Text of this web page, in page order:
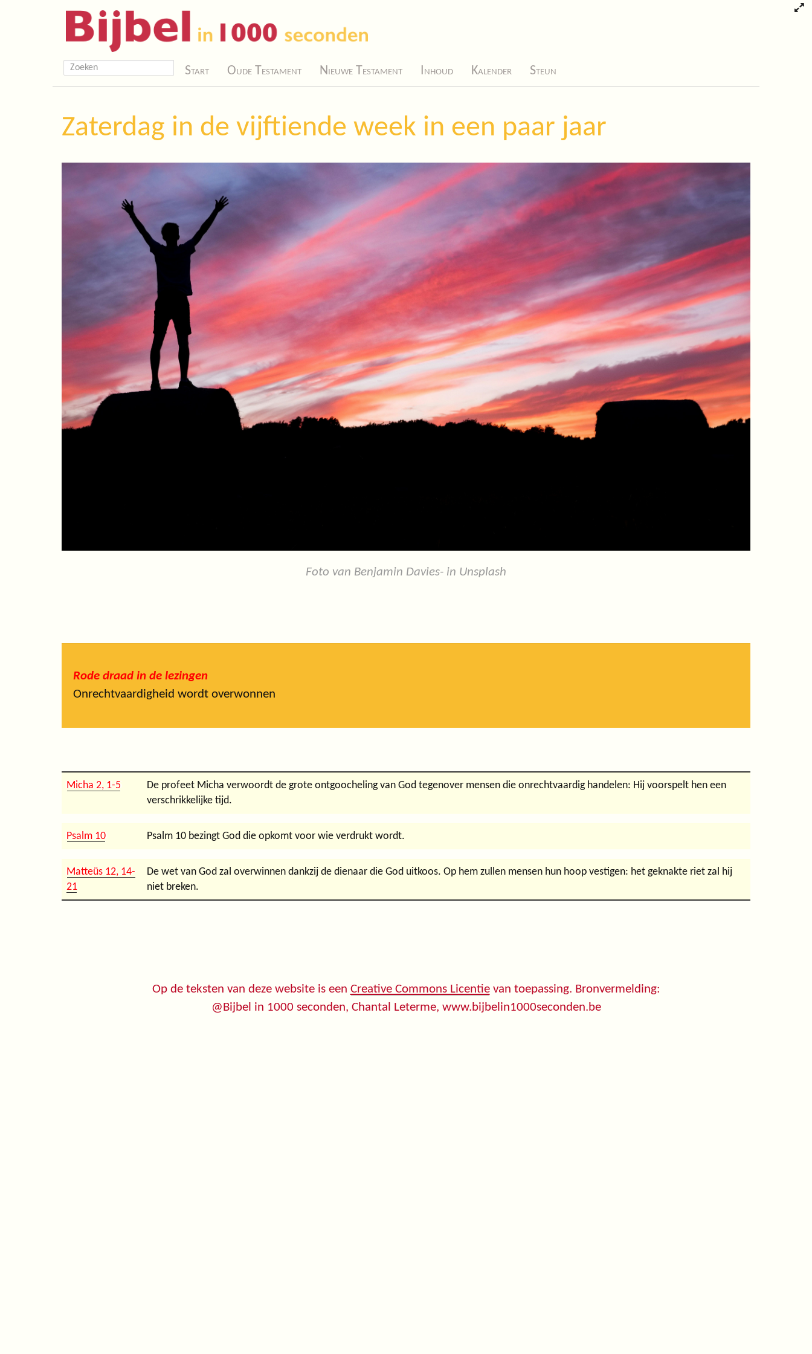
Start Oude Testament Nieuwe Testament Inhoud Kalender Steun
Zaterdag in de vijftiende week in een paar jaar
Foto van Benjamin Davies- in Unsplash
Rode draad in de lezingen
Onrechtvaardigheid wordt overwonnen
Micha 2, 1-5
De profeet Micha verwoordt de grote ontgoocheling van God tegenover mensen die onrechtvaardig handelen: Hij voorspelt hen een
verschrikkelijke tijd.
Psalm 10 Psalm 10 bezingt God die opkomt voor wie verdrukt wordt.
Matteüs 12, 14-
21
De wet van God zal overwinnen dankzij de dienaar die God uitkoos. Op hem zullen mensen hun hoop vestigen: het geknakte riet zal hij
niet breken.
Op de teksten van deze website is een Creative Commons Licentievan toepassing. Bronvermelding:
@Bijbel in 1000 seconden, Chantal Leterme, www.bijbelin1000seconden.be